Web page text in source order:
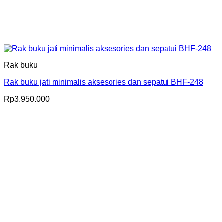
Rak buku
Rak buku jati minimalis aksesories dan sepatui BHF-248
Rp3.950.000